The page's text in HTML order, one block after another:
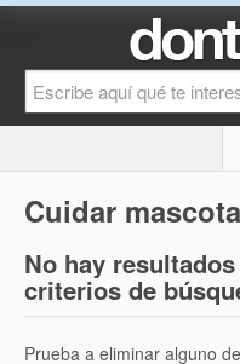
Cuidar
No hay
criterios de
Prueba a eliminar alguno